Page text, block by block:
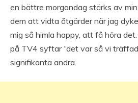
en bättre morgondag stärks av
dem att vidta åtgärder när jag
mig så himla happy, att få höra
på TV4 syftar “det var så vi
signifikanta andra.